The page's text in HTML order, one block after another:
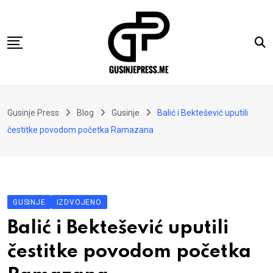
content
Vremeplov
Oglasi
Hajtarhana
Kontakt
Gusinje Press Blog Gusinje
Balić i Bektešević uputili
čestitke povodom početka Ramazana
GUSINJE IZDVOJENO
Balić i Bektešević uputili
čestitke povodom početka